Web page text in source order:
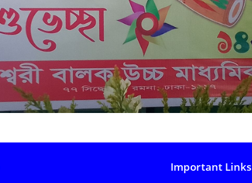
Important Links